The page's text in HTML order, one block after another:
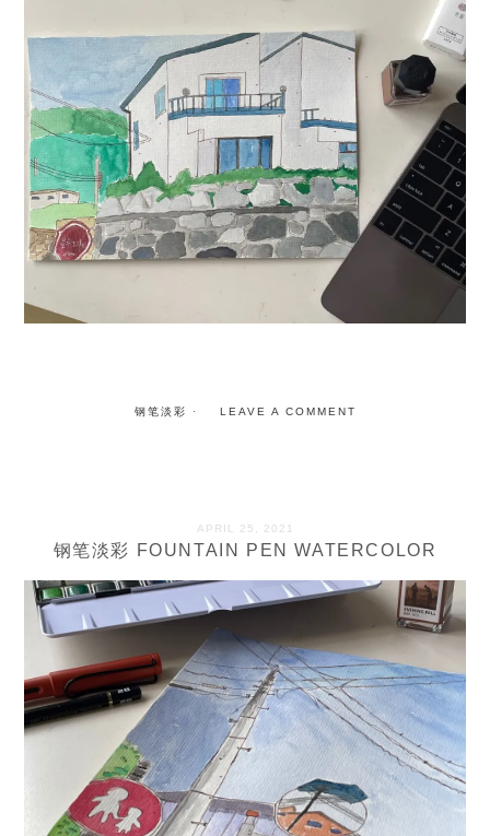
钢笔淡彩 LEAVE A COMMENT
APRIL 25, 2021
钢笔淡彩 FOUNTAIN PEN WATERCOLOR